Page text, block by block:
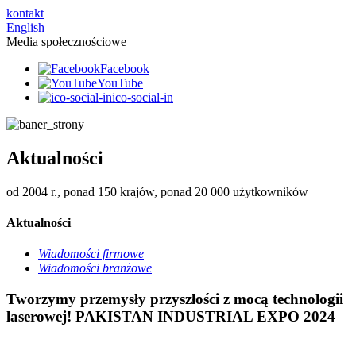
kontakt
English
Media społecznościowe
Facebook
YouTube
ico-social-in
Aktualności
od 2004 r., ponad 150 krajów, ponad 20 000 użytkowników
Aktualności
Wiadomości firmowe
Wiadomości branżowe
Tworzymy przemysły przyszłości z mocą technologii
laserowej! PAKISTAN INDUSTRIAL EXPO 2024